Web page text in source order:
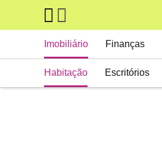
Skip to main content
Main navigation
Imobiliário
Habitação Escritórios
Finanças